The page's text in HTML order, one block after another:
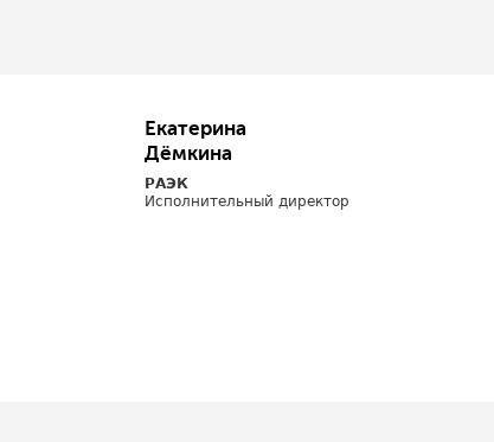
Екатерина
Дёмкина
РАЭК
Исполнительный директор